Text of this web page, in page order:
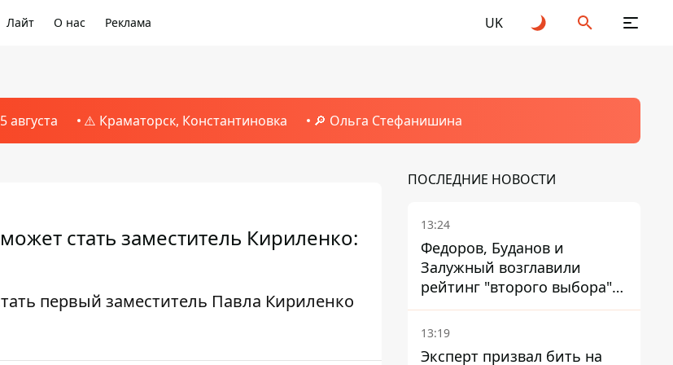
Лайт О нас Реклама UK
августа ⚠️ Краматорск, Константиновка 🔎 Ольга Стефанишина
стать заместитель Кириленко:
первый заместитель Павла Кириленко
ПОСЛЕДНИЕ НОВОСТИ
13:24
Федоров, Буданов и
Залужный возглавили
рейтинг "второго выбора"
украинцев - опрос показал
альтернативные симпатии
13:19
Эксперт призвал бить на